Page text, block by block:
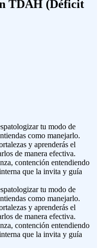
TDAH (Déficit
tu modo de
como manejarlo.
y aprenderás el
de manera efectiva.
contención entendiendo
que la invita y guía
tu modo de
como manejarlo.
y aprenderás el
de manera efectiva.
contención entendiendo
que la invita y guía